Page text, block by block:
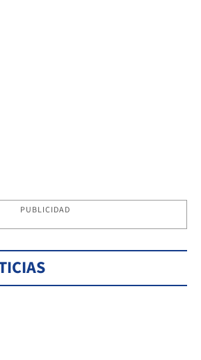
PUBLICIDAD